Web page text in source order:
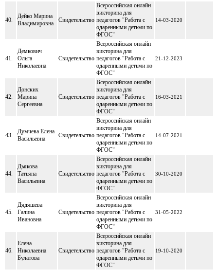
40.
Дейко Марина
Владимировна
Свидетельство
Всероссийская онлайн
викторина для
педагогов "Работа с
одаренными детьми по
ФГОС"
14-03-2020
41.
Демкович
Ольга
Николаевна
Свидетельство
Всероссийская онлайн
викторина для
педагогов "Работа с
одаренными детьми по
ФГОС"
21-12-2023
42.
Донских
Марина
Сергеевна
Свидетельство
Всероссийская онлайн
викторина для
педагогов "Работа с
одаренными детьми по
ФГОС"
16-03-2021
43.
Думчева Елена
Васильевна
Свидетельство
Всероссийская онлайн
викторина для
педагогов "Работа с
одаренными детьми по
ФГОС"
14-07-2021
44.
Дьякова
Татьяна
Васильевна
Свидетельство
Всероссийская онлайн
викторина для
педагогов "Работа с
одаренными детьми по
ФГОС"
30-10-2020
45.
Дядяшева
Галина
Ивановна
Свидетельство
Всероссийская онлайн
викторина для
педагогов "Работа с
одаренными детьми по
ФГОС"
31-05-2022
46.
Елена
Николаевна
Булатова
Свидетельство
Всероссийская онлайн
викторина для
педагогов "Работа с
одаренными детьми по
ФГОС"
19-10-2020